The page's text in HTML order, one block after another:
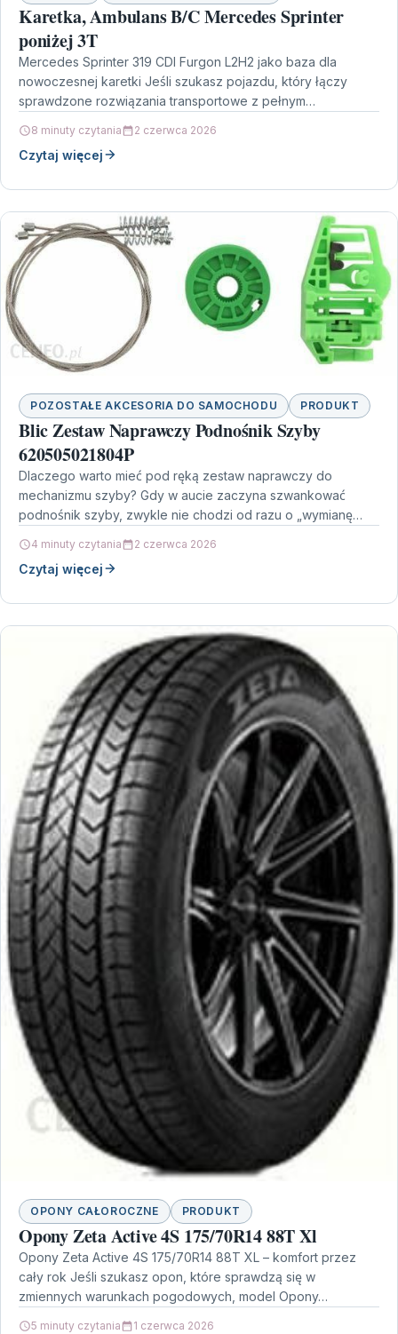
Karetka, Ambulans B/C Mercedes Sprinter
poniżej 3T
Mercedes Sprinter 319 CDI Furgon L2H2 jako baza dla
nowoczesnej karetki Jeśli szukasz pojazdu, który łączy
sprawdzone rozwiązania transportowe z pełnym
8 minuty czytania 2 czerwca 2026
Czytaj więcej
POZOSTAŁE AKCESORIA DO SAMOCHODU PRODUKT
Blic Zestaw Naprawczy Podnośnik Szyby
620505021804P
Dlaczego warto mieć pod ręką zestaw naprawczy do
mechanizmu szyby? Gdy w aucie zaczyna szwankować
podnośnik szyby, zwykle nie chodzi od razu o „wymianę…
4 minuty czytania 2 czerwca 2026
Czytaj więcej
OPONY CAŁOROCZNE PRODUKT
Opony Zeta Active 4S 175/70R14 88T Xl
Opony Zeta Active 4S 175/70R14 88T XL – komfort przez
cały rok Jeśli szukasz opon, które sprawdzą się w
zmiennych warunkach pogodowych, model Opony…
5 minuty czytania 1 czerwca 2026